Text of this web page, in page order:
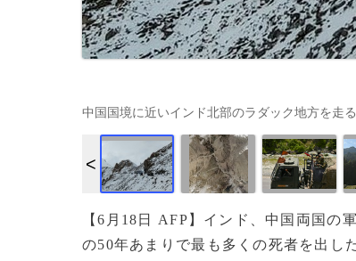
中国国境に近いインド北部のラダック地方を走
【6月18日 AFP】インド、中国両国の
の50年あまりで最も多くの死者を出し